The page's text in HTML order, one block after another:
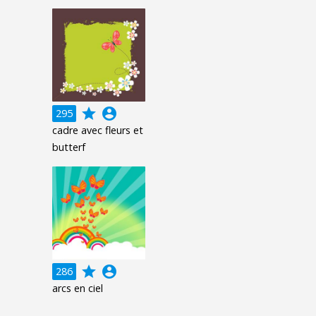
295 grade account_circle
cadre avec fleurs et
butterf
286 grade account_circle
arcs en ciel